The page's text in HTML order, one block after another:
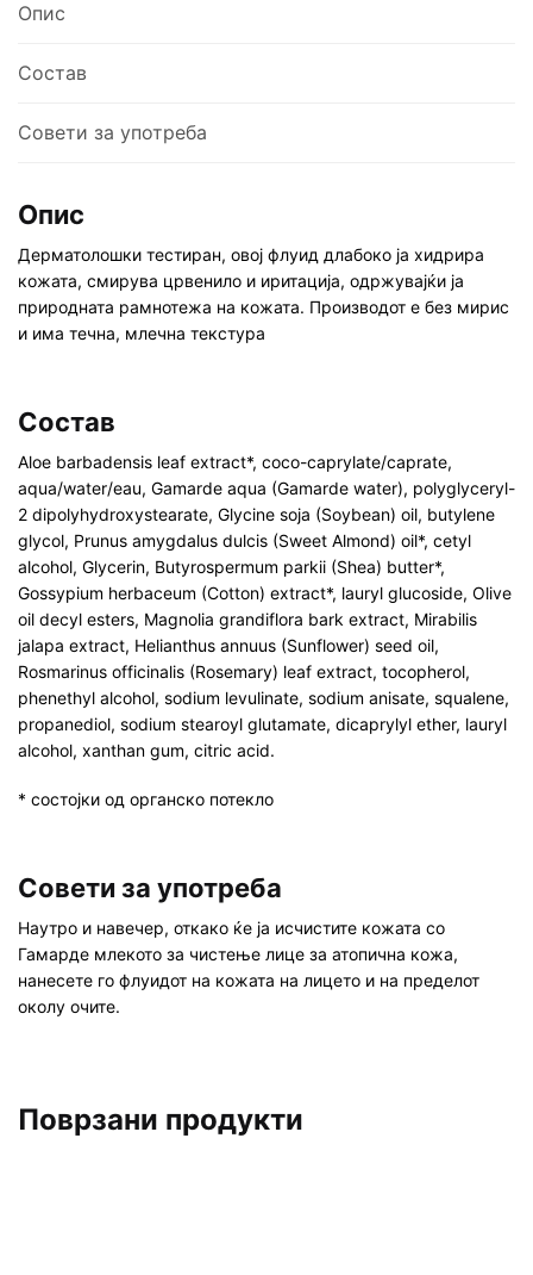
кожа,
ml
Опис
Состав
Совети за употреба
Опис
Дерматолошки тестиран, овој флуид длабоко ја хидрира
кожата, смирува црвенило и иритација, одржувајќи ја
природната рамнотежа на кожата. Производот е без мирис
и има течна, млечна текстура
Состав
Aloe barbadensis leaf extract*, coco-caprylate/caprate,
aqua/water/eau, Gamarde aqua (Gamarde water), polyglyceryl-
2 dipolyhydroxystearate, Glycine soja (Soybean) oil, butylene
glycol, Prunus amygdalus dulcis (Sweet Almond) oil*, cetyl
alcohol, Glycerin, Butyrospermum parkii (Shea) butter*,
Gossypium herbaceum (Cotton) extract*, lauryl glucoside, Olive
oil decyl esters, Magnolia grandiflora bark extract, Mirabilis
jalapa extract, Helianthus annuus (Sunflower) seed oil,
Rosmarinus officinalis (Rosemary) leaf extract, tocopherol,
phenethyl alcohol, sodium levulinate, sodium anisate, squalene,
propanediol, sodium stearoyl glutamate, dicaprylyl ether, lauryl
alcohol, xanthan gum, citric acid.
* состојки од органско потекло
Совети за употреба
Наутро и навечер, откако ќе ја исчистите кожата со
Гамарде млекото за чистење лице за атопична кожа,
нанесете го флуидот на кожата на лицето и на пределот
околу очите.
Поврзани продукти